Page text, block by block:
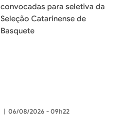
convocadas para seletiva da
Seleção Catarinense de
Basquete
| 06/08/2026 - 09h22